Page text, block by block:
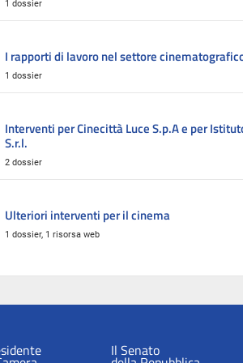
1 dossier
I rapporti di lavoro nel settore
1 dossier
Interventi per Cinecittà Luce S.p.A e per
S.r.l.
2 dossier
Ulteriori interventi per il cinema
1 dossier, 1 risorsa web
Il Senato